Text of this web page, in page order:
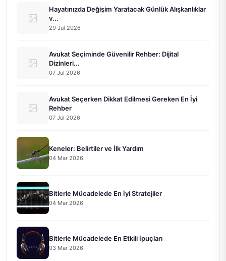
Hayatınızda Değişim Yaratacak Günlük Alışkanlıklar
v...
29 Jul 2026
Avukat Seçiminde Güvenilir Rehber: Dijital
Dizinleri...
07 Jul 2026
Avukat Seçerken Dikkat Edilmesi Gereken En İyi
Rehber
07 Jul 2026
Keneler: Belirtiler ve İlk Yardım
04 Mar 2026
Bitlerle Mücadelede En İyi Stratejiler
04 Mar 2026
Bitlerle Mücadelede En Etkili İpuçları
03 Mar 2026